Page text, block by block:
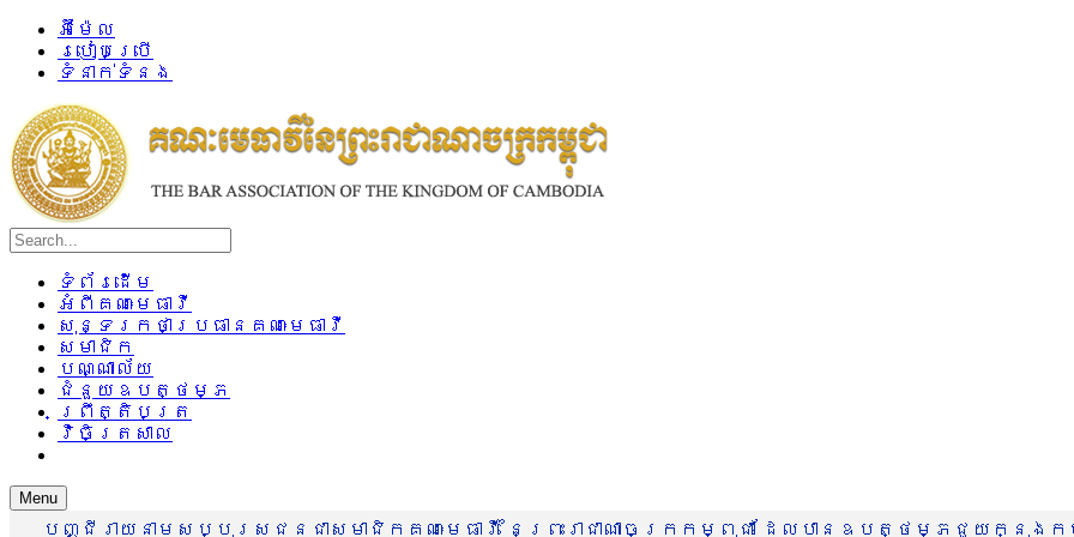
អ៊ីម៉ែល
របៀបប្រើ
ទំនាក់ទំនង
ទំព័រដើម
អំពីគណៈមេធាវី
សុន្ទរកថាប្រធានគណៈមេធាវី
សមាជិក
បណ្ណាល័យ
ជំនួយឧបត្ថម្ភ
ព្រឹត្តិបត្រ
វិចិត្រសាល
Menu
បញ្ជីរាយនាមសប្បុរសជនជាសមាជិកគណៈមេធាវី នៃព្រះរាជាណាចក្រកម្ពុជា ដែលបានឧបត្ថម្ភជួយក្នុង